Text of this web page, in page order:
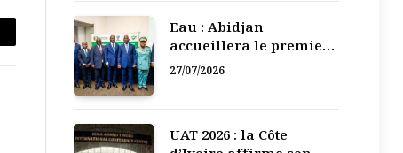
Eau : Abidjan
accueillera le premier
Forum régional de
27/07/2026
UAT 2026 : la Côte